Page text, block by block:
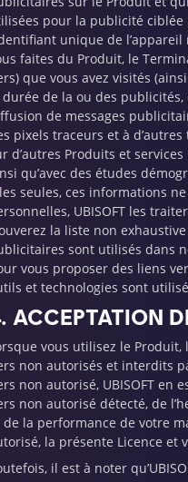
pour la publicité ciblée
unique de
faites du Produit, le
que vous avez visités
durée de la ou des publicités,
de messages
pixels traceurs et à
d’autres Produits et
qu’avec des études
seules, ces informations
UBISOFT les
la liste non
sont utilisés dans
vous proposer des liens
et technologies sont
ACCEPTATION
vous utilisez le
non autorisés et interdits
non autorisé, UBISOFT en
non autorisé détecté, de
de la performance de votre
la présente Licence et
il est à noter